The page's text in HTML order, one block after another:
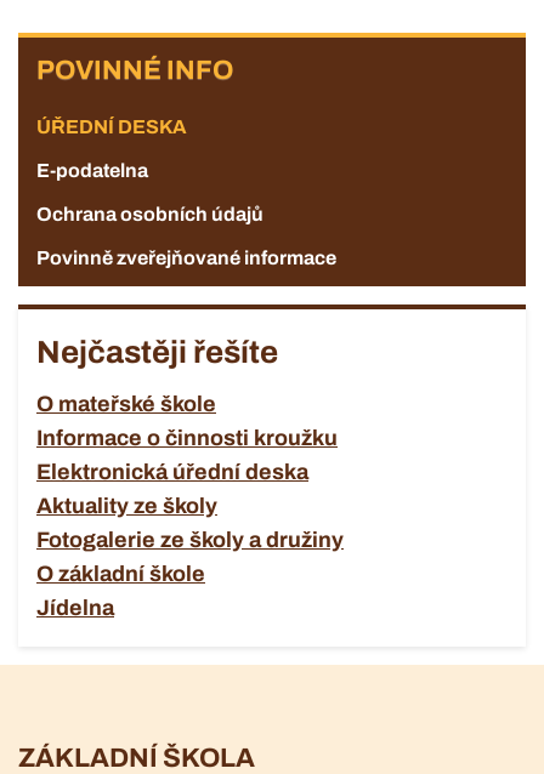
POVINNÉ
INFO
POVINNÉ INFO
ÚŘEDNÍ DESKA
E-podatelna
Ochrana osobních údajů
Povinně zveřejňované informace
Nejčastěji řešíte
O mateřské škole
Informace o činnosti kroužku
Elektronická úřední deska
Aktuality ze školy
Fotogalerie ze školy a družiny
O základní škole
Jídelna
ZÁKLADNÍ ŠKOLA